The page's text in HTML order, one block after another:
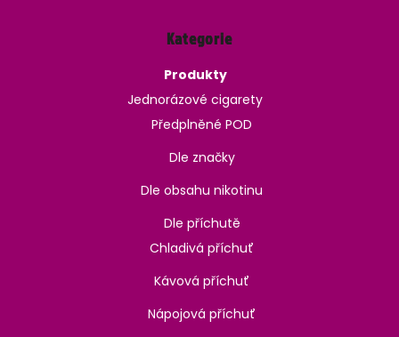
Kategorie
Produkty
Jednorázové cigarety
Předplněné POD
Dle značky
Dle obsahu nikotinu
Dle příchutě
Chladivá příchuť
Kávová příchuť
Nápojová příchuť